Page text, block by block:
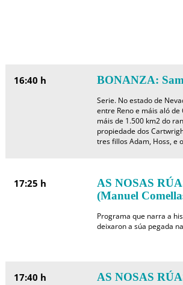
16:40 h BONANZA:
Serie. No estado de
entre Reno e máis aló de
máis de 1.500 km2 do
propiedade dos
tres fillos Adam, Hoss, e
17:25 h
AS NOSAS
(Manuel
Programa que narra a
deixaron a súa pegada
17:40 h
AS NOSAS